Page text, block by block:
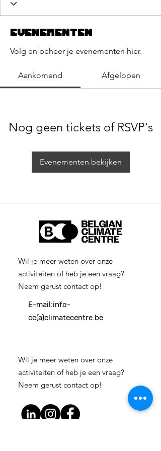
Evenementen
Volg en beheer je evenementen hier.
Aankomend Afgelopen
Nog geen tickets of RSVP's
Evenementen bekijken
Wil je meer weten over onze
activiteiten of heb je een vraag?
Neem gerust contact op!
E-mail:info-
cc(a)climatecentre.be
Wil je meer weten over onze
activiteiten of heb je een vraag?
Neem gerust contact op!